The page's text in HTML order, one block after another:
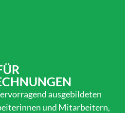
ausgebildeten
und Mitarbeitern,